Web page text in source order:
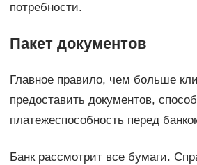
потребности.
Пакет документов
Главное правило, чем больше
предоставить документов,
платежеспособность перед
Банк рассмотрит все бумаги.